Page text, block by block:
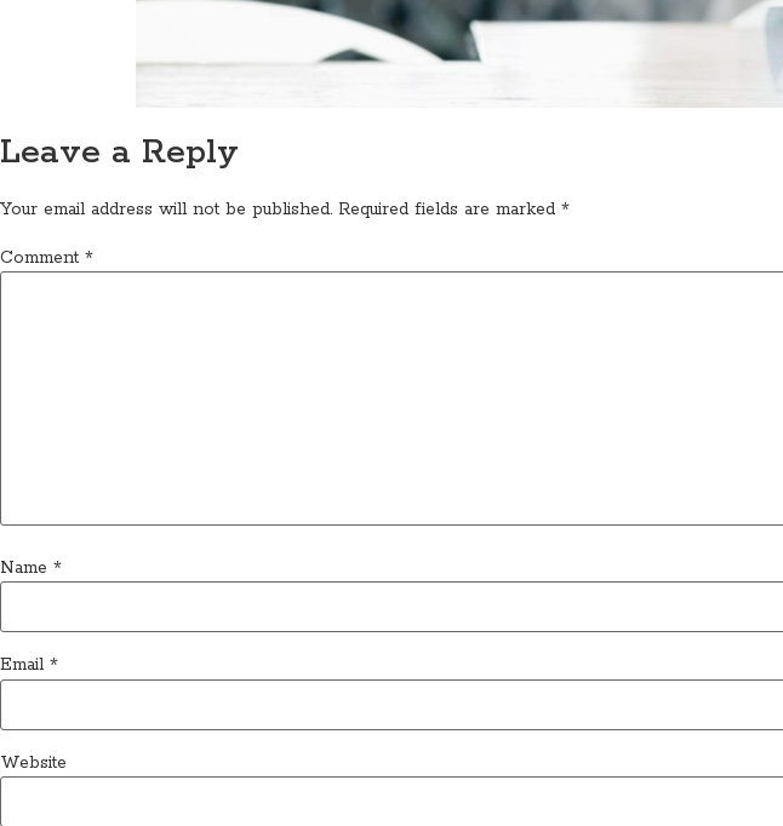
Leave a Reply
Your email address will not be published. Required fields are marked *
Comment *
Name *
Email *
Website